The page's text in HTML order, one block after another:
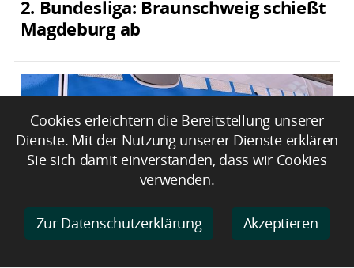
2. Bundesliga: Braunschweig schießt
Magdeburg ab
Unbekannter Rennradfahrer fährt
Cookies erleichtern die Bereitstellung unserer
Dienste. Mit der Nutzung unserer Dienste erklären
Sie sich damit einverstanden, dass wir Cookies
verwenden.
Zur Datenschutzerklärung Akzeptieren